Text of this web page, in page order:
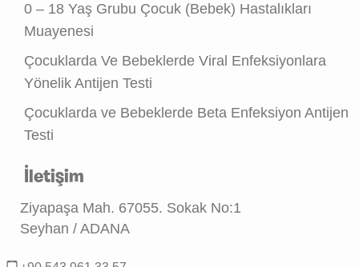
0 – 18 Yaş Grubu Çocuk (Bebek) Hastalıkları
Muayenesi
Çocuklarda Ve Bebeklerde Viral Enfeksiyonlara
Yönelik Antijen Testi
Çocuklarda ve Bebeklerde Beta Enfeksiyon Antijen
Testi
İletişim
Ziyapaşa Mah. 67055. Sokak No:1
Seyhan / ADANA